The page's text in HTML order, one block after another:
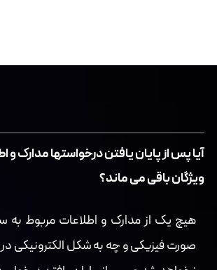
آیا پس از پایان یافتن درخواستها مدارک و
ویژگان باقی می ماند؟
هیچ یک از مدارک و اطلاعات مربوط به
صورت فیزیکی و چه به شکل الکترونیکی